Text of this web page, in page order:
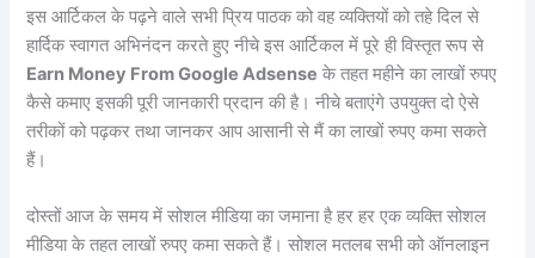
इस आर्टिकल के पढ़ने वाले सभी प्रिय पाठक को वह व्यक्तियों को तहे दिल से
हार्दिक स्वागत अभिनंदन करते हुए नीचे इस आर्टिकल में पूरे ही विस्तृत रूप से
Earn Money From Google Adsense के तहत महीने का लाखों रुपए
कैसे कमाए इसकी पूरी जानकारी प्रदान की है। नीचे बताएंगे उपयुक्त दो ऐसे
तरीकों को पढ़कर तथा जानकर आप आसानी से मैं का लाखों रुपए कमा सकते
हैं।
दोस्तों आज के समय में सोशल मीडिया का जमाना है हर हर एक व्यक्ति सोशल
मीडिया के तहत लाखों रुपए कमा सकते हैं। सोशल मतलब सभी को ऑनलाइन